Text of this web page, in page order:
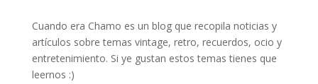
Cuando era Chamo es un blog que recopila noticias y
artículos sobre temas vintage, retro, recuerdos, ocio y
entretenimiento. Si ye gustan estos temas tienes que
leernos :)